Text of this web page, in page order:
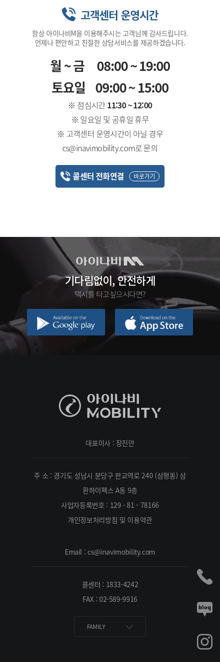
고객센터 운영시간
항상 아이나비M을 이용해주시는 고객님께 감사드립니다.
언제나 편안하고 친절한 상담서비스를 제공하겠습니다.
월~금
08:00 ~ 19:00
토요일
09:00 ~ 15:00
※ 점심시간 11:30 ~ 12:00
※ 일요일 및 공휴일 휴무
※ 고객센터 운영시간이 아닐 경우
cs@inavimobility.com로 문의
콜센터 전화연결 바로가기
기다림없이, 안전하게
택시를 타고싶으시다면?
대표이사 : 장진안
주 소 : 경기도 성남시 분당구 판교역로 240 (삼평동) 삼
환하이펙스 A동 9층
사업자등록번호 : 129 - 81 - 78166
개인정보처리방침 및 이용약관
Email : cs@inavimobility.com
콜센터 : 1833-4242
FAX : 02-589-9916
FAMILY